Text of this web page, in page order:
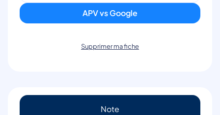
APV vs Google
Supprimer ma fiche
Note